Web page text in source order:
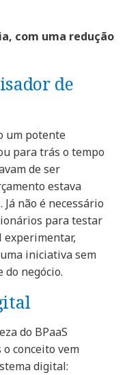
com uma redução
de
um potente
para trás o tempo
de ser
estava
não é necessário
para testar
iniciativa sem
negócio.
do BPaaS
conceito vem
digital: